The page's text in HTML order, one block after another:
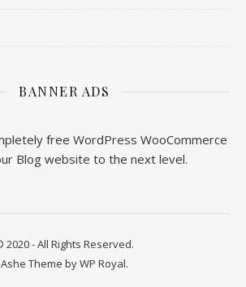
BANNER ADS
free WordPress WooCommerce
Blog website to the next level.
2020 - All Rights Reserved.
Ashe Theme byWP Royal.